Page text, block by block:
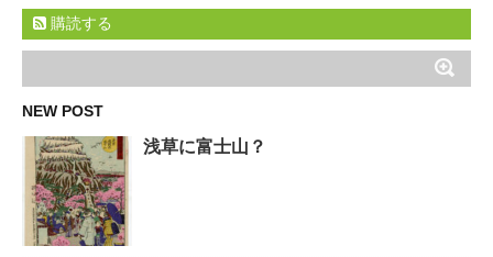
購読する
NEW POST
浅草に富士山？